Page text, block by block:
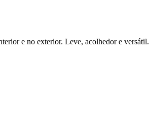
e no exterior. Leve, acolhedor e versátil.